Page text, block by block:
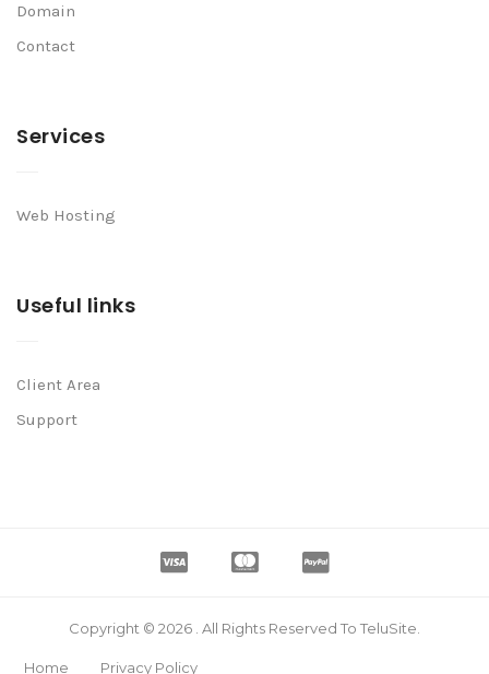
Domain
Contact
Services
Web Hosting
Useful links
Client Area
Support
Copyright © 2026 . All Rights Reserved To TeluSite.
Home Privacy Policy